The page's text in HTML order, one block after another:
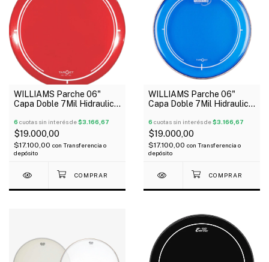
WILLIAMS Parche 06"
Capa Doble 7Mil Hidraulico
6 cuotas sin interés de$3.166,67
$19.000,00
$17.100,00 con Transferencia o
depósito
WILLIAMS Parche 06"
Capa Doble 7Mil Hidraulico
6 cuotas sin interés de$3.166,67
$19.000,00
$17.100,00 con Transferencia o
depósito